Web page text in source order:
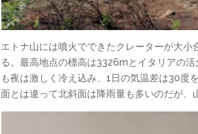
エトナ山には噴火でできたクレーターが大
る。最高地点の標高は3326mとイタリアの
も夜は激しく冷え込み、1日の気温差は30度
面とは違って北斜面は降雨量も多いのだが、